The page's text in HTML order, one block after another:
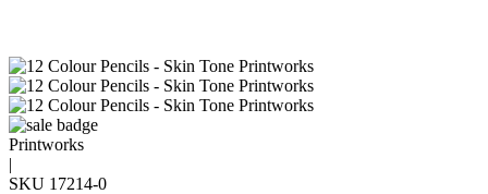
Printworks
|
SKU 17214-0